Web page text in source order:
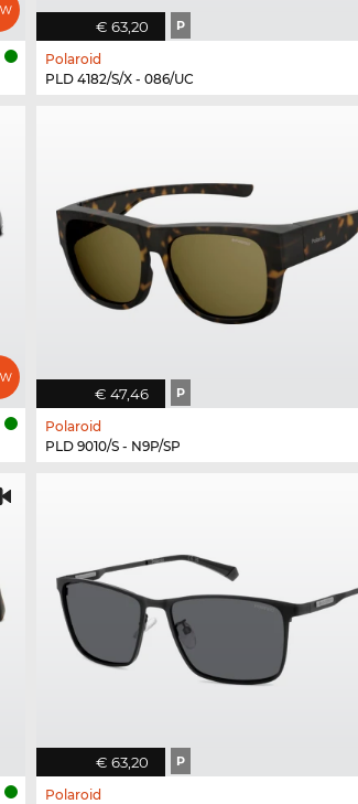
€ 63,20 P
Polaroid
PLD 4182/S/X - 086/UC
€ 47,46 P
Polaroid
PLD 9010/S - N9P/SP
€ 63,20 P
Polaroid